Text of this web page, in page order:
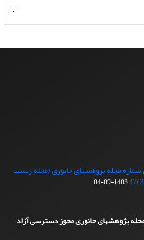
شماره مجله پژوهشهای جانوری (مجله زیست
1403-09-04
پژوهشهای جانوری مجوز دسترسی آزاد